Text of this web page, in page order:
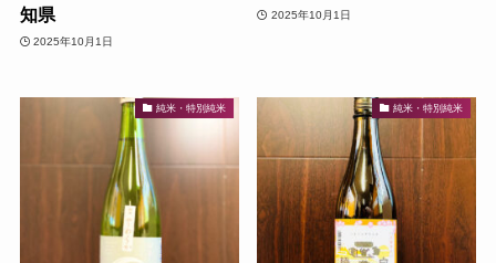
知県
2025年10月1日
2025年10月1日
純米・特別純米 純米・特別純米